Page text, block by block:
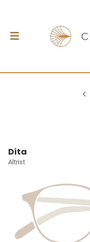
Dita
Altrist